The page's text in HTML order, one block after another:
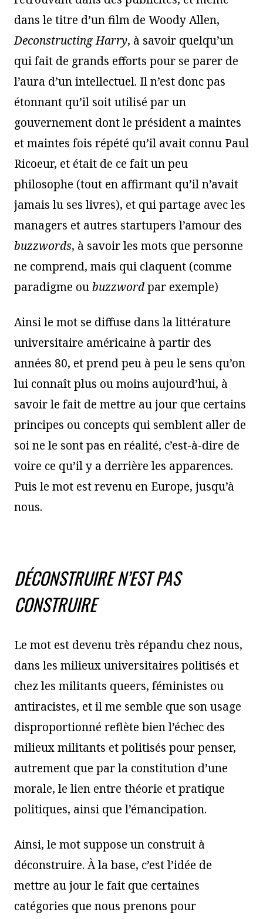
dans le titre d’un film de Woody Allen,
Deconstructing Harry, à savoir quelqu’un
qui fait de grands efforts pour se parer de
l’aura d’un intellectuel. Il n’est donc pas
étonnant qu’il soit utilisé par un
gouvernement dont le président a maintes
et maintes fois répété qu’il avait connu Paul
Ricoeur, et était de ce fait un peu
philosophe (tout en affirmant qu’il n’avait
jamais lu ses livres), et qui partage avec les
managers et autres startupers l’amour des
buzzwords, à savoir les mots que personne
ne comprend, mais qui claquent (comme
paradigme oubuzzwordpar exemple)
Ainsi le mot se diffuse dans la littérature
universitaire américaine à partir des
années 80, et prend peu à peu le sens qu’on
lui connaît plus ou moins aujourd’hui, à
savoir le fait de mettre au jour que certains
principes ou concepts qui semblent aller de
soi ne le sont pas en réalité, c’est-à-dire de
voire ce qu’il y a derrière les apparences.
Puis le mot est revenu en Europe, jusqu’à
nous.
DÉCONSTRUIRE N’EST PAS
CONSTRUIRE
Le mot est devenu très répandu chez nous,
dans les milieux universitaires politisés et
chez les militants queers, féministes ou
antiracistes, et il me semble que son usage
disproportionné reflète bien l’échec des
milieux militants et politisés pour penser,
autrement que par la constitution d’une
morale, le lien entre théorie et pratique
politiques, ainsi que l’émancipation.
Ainsi, le mot suppose un construit à
déconstruire. À la base, c’est l’idée de
mettre au jour le fait que certaines
catégories que nous prenons pour